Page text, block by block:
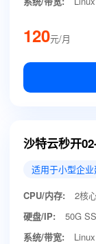
120元/月
沙特云秒开
适用于小型企
CPU/内存:
2核
硬盘/IP:
50G
系统/带宽: